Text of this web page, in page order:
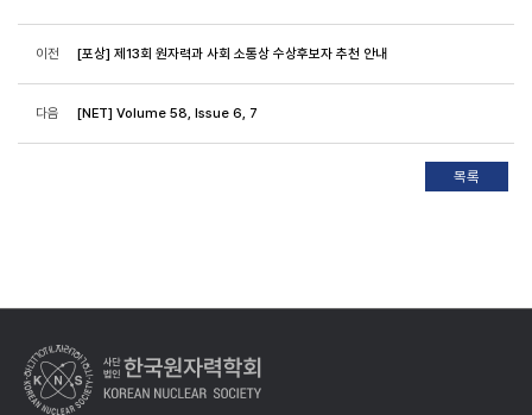
이전 [포상] 제13회 원자력과 사회 소통상 수상후보자 추천 안내
다음 [NET] Volume 58, Issue 6, 7